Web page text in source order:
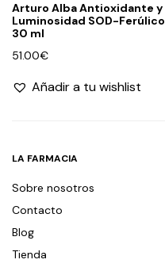
Arturo Alba Antioxidante y
Luminosidad SOD-Ferúlico
30 ml
51.00€
Añadir a tu wishlist
LA FARMACIA
Sobre nosotros
Contacto
Blog
Tienda